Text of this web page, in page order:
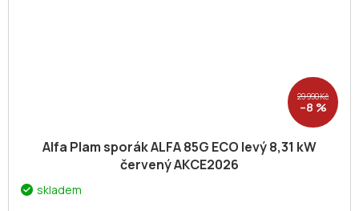
29 990 Kč
–8 %
Alfa Plam sporák ALFA 85G ECO levý 8,31 kW
červený AKCE2026
skladem